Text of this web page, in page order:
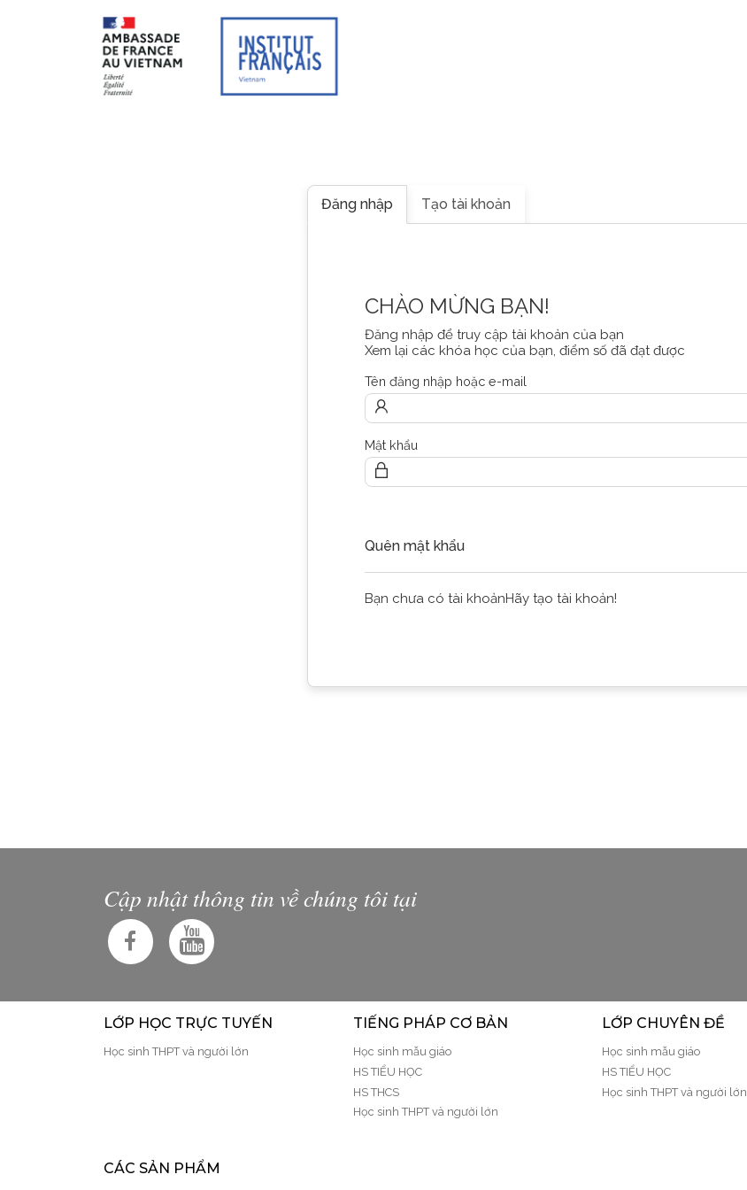
Đăng nhập Tạo tài khoản
CHÀO MỪNG BẠN!
Đăng nhập để truy cập tài khoản của bạn
Xem lại các khóa học của bạn, điểm số đã đạt được
Tên đăng nhập hoặc e-mail
Mật khẩu
Quên mật khẩu
Bạn chưa có tài khoảnHãy tạo tài khoản!
Cập nhật thông tin về chúng tôi tại
LỚP HỌC TRỰC TUYẾN
Học sinh THPT và người lớn
TIẾNG PHÁP CƠ BẢN
Học sinh mẫu giáo
HS TIỂU HỌC
HS THCS
Học sinh THPT và người lớn
LỚP CHUYÊN ĐỀ
Học sinh mẫu giáo
HS TIỂU HỌC
Học sinh THPT và người lớn
CÁC SẢN PHẨM